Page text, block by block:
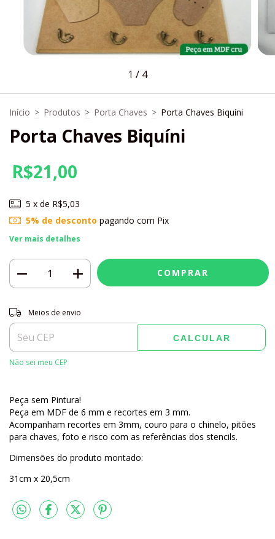
1 / 4
Início > Produtos > Porta Chaves > Porta Chaves Biquíni
Porta Chaves Biquíni
R$21,00
5 x de R$5,03
5% de desconto pagando com Pix
Ver mais detalhes
Entregas para o CEP:
Meios de envio
CALCULAR
Não sei meu CEP
Peça sem Pintura!
Peça em MDF de 6 mm e recortes em 3 mm.
Acompanham recortes em 3mm, couro para o chinelo, pitões
para chaves, foto e risco com as referências dos stencils.
Dimensões do produto montado:
31cm x 20,5cm